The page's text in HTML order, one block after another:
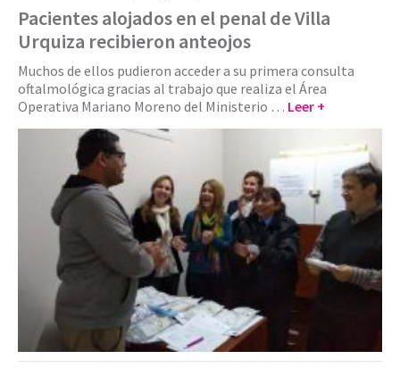
Pacientes alojados en el penal de Villa
Urquiza recibieron anteojos
Muchos de ellos pudieron acceder a su primera consulta
oftalmológica gracias al trabajo que realiza el Área
Operativa Mariano Moreno del Ministerio … Leer +